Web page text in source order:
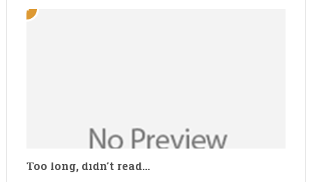
Too long, didn’t read…